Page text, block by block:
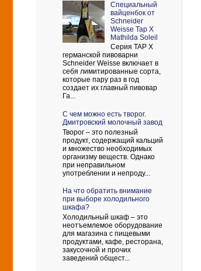
Cпециальный
вайценбок от
Schneider
Weisse Tap X
Mathilda Soleil
Серия TAP X
германской пивоварни
Schneider Weisse включает в
себя лимитированные сорта,
которые пару раз в год
создает их главный пивовар
Га...
С чем можно есть творог.
Дмитровский молочный завод
Творог – это полезный
продукт, содержащий кальций
и множество необходимых
организму веществ. Однако
при неправильном
употреблении и непроду...
На что обратить внимание
при выборе холодильного
шкафа?
Холодильный шкаф – это
неотъемлемое оборудование
для магазина с пищевыми
продуктами, кафе, ресторана,
закусочной и прочих
заведений общест...